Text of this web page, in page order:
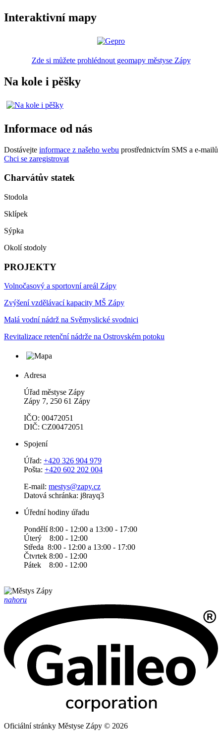
Interaktivní mapy
Zde si můžete prohlédnout geomapy městyse Zápy
Na kole i pěšky
Informace od nás
Dostávejte informace z našeho webu prostřednictvím SMS a e-mailů
Chci se zaregistrovat
Charvátův statek
Stodola
Sklípek
Sýpka
Okolí stodoly
PROJEKTY
Volnočasový a sportovní areál Zápy
Zvýšení vzdělávací kapacity MŠ Zápy
Malá vodní nádrž na Svěmyslické svodnici
Revitalizace retenční nádrže na Ostrovském potoku
Adresa
Úřad městyse Zápy
Zápy 7, 250 61 Zápy
IČO: 00472051
DIČ: CZ00472051
Spojení
Úřad: +420 326 904 979
Pošta: +420 602 202 004
E-mail: mestys@zapy.cz
Datová schránka: j8rayq3
Úřední hodiny úřadu
Pondělí 8:00 - 12:00 a 13:00 - 17:00
Úterý 8:00 - 12:00
Středa 8:00 - 12:00 a 13:00 - 17:00
Čtvrtek 8:00 - 12:00
Pátek 8:00 - 12:00
nahoru
Oficiální stránky Městyse Zápy © 2026